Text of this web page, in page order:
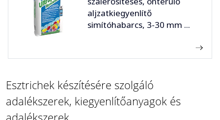
aljzatkiegyenlítő
simítóhabarcs, 3-30 mm ...
Esztrichek készítésére szolgáló
adalékszerek, kiegyenlítőanyagok és
adalékszerek